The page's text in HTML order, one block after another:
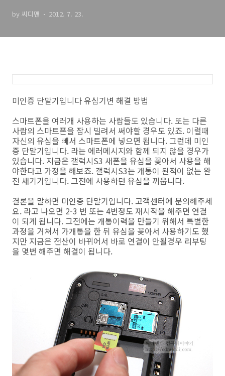
by 씨디맨 2012. 7. 23.
미인증 단말기입니다 유심기변 해결 방법
스마트폰을 여러개 사용하는 사람들도 있습니다. 또는 다른
사람의 스마트폰을 잠시 빌려서 써야할 경우도 있죠. 이럴때
자신의 유심을 빼서 스마트폰에 넣으면 됩니다. 그런데 미인
증 단말기입니다. 라는 에러메시지와 함께 되지 않을 경우가
있습니다. 지금은 갤럭시S3 새폰을 유심을 꽂아서 사용을 해
야한다고 가정을 해보죠. 갤럭시S3는 개통이 된적이 없는 완
전 새기기입니다. 그전에 사용하던 유심을 끼웁니다.
결론을 말하면 미인증 단말기입니다. 고객센터에 문의해주세
요. 라고 나오면 2-3 번 또는 4번정도 재시작을 해주면 연결
이 되게 됩니다. 그전에는 개통이력을 만들기 위해서 특별한
과정을 거쳐서 가개통을 한 뒤 유심을 꽂아서 사용하기도 했
지만 지금은 전산이 바뀌어서 바로 연결이 안될경우 리부팅
을 몇번 해주면 해결이 됩니다.